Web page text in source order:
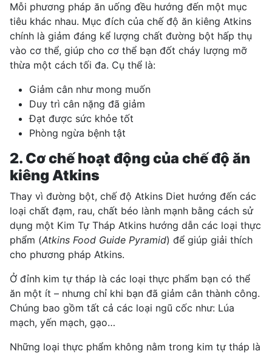
Mỗi phương pháp ăn uống đều hướng đến một mục
tiêu khác nhau. Mục đích của chế độ ăn kiêng Atkins
chính là giảm đáng kể lượng chất đường bột hấp thụ
vào cơ thể, giúp cho cơ thể bạn đốt cháy lượng mỡ
thừa một cách tối đa. Cụ thể là:
Giảm cân như mong muốn
Duy trì cân nặng đã giảm
Đạt được sức khỏe tốt
Phòng ngừa bệnh tật
2. Cơ chế hoạt động của chế độ ăn
kiêng Atkins
Thay vì đường bột, chế độ Atkins Diet hướng đến các
loại chất đạm, rau, chất béo lành mạnh bằng cách sử
dụng một Kim Tự Tháp Atkins hướng dẫn các loại thực
phẩm (Atkins Food Guide Pyramid) để giúp giải thích
cho phương pháp Atkins.
Ở đỉnh kim tự tháp là các loại thực phẩm bạn có thể
ăn một ít – nhưng chỉ khi bạn đã giảm cân thành công.
Chúng bao gồm tất cả các loại ngũ cốc như: Lúa
mạch, yến mạch, gạo…
Những loại thực phẩm không nằm trong kim tự tháp là